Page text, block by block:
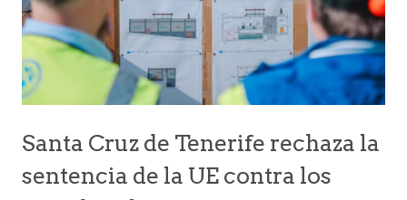
Santa Cruz de Tenerife rechaza la
sentencia de la UE contra los